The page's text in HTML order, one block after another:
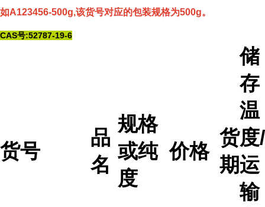
如A123456-500g,该货号对应的包装规格为500g。
CAS号:52787-19-6
货号
品
名
规格
或纯
度
价格
货
期
储
存
温
度/
运
输